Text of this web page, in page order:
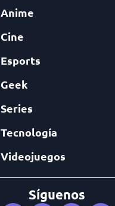
Anime
Cine
Esports
Geek
Series
Tecnología
Videojuegos
Síguenos